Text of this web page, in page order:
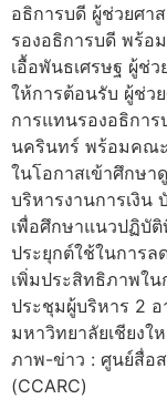
อธิการบดี ผู้ช่วยศา
รองอธิการบดี พร้อ
เอื้อพันธเศรษฐ ผู้ช่
ให้การต้อนรับ ผู้ช่ว
การแทนรองอธิการ
นครินทร์ พร้อมคณ
ในโอกาสเข้าศึกษา
บริหารงานการเงิน
เพื่อศึกษาแนวปฏิบัติ
ประยุกต์ใช้ในการล
เพิ่มประสิทธิภาพใ
ประชุมผู้บริหาร 2
มหาวิทยาลัยเชียง
ภาพ-ข่าว : ศูนย์สื่อ
(CCARC)